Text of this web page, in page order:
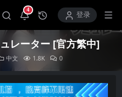
4
打开通知中心登录
レーター [官方繁中]
中文 1.8K 0